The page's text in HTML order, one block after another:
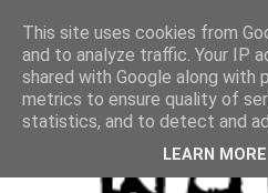
This site uses cookies from
and to analyze traffic. Your IP
shared with Google along with
metrics to ensure quality of
statistics, and to detect and
LEARN MORE